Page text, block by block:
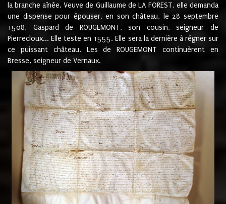
la branche aînée. Veuve de Guillaume de LA FOREST, elle demanda
une dispense pour épouser, en son château, le 28 septembre
1508, Gaspard de ROUGEMONT, son cousin, seigneur de
Pierrecloux... Elle teste en 1555. Elle sera la dernière à régner sur
ce puissant château. Les de ROUGEMONT continuèrent en
Bresse, seigneur de Vernaux.